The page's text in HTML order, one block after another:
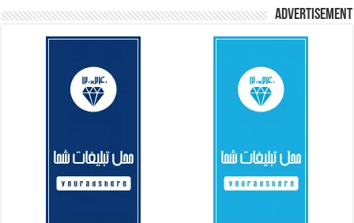
Advertisement